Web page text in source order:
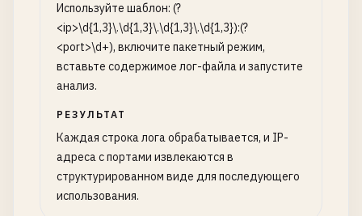
Используйте шаблон: (?
<ip>\d{1,3}\.\d{1,3}\.\d{1,3}\.\d{1,3}):(?
<port>\d+), включите пакетный режим,
вставьте содержимое лог-файла и запустите
анализ.
РЕЗУЛЬТАТ
Каждая строка лога обрабатывается, и IP-
адреса с портами извлекаются в
структурированном виде для последующего
использования.